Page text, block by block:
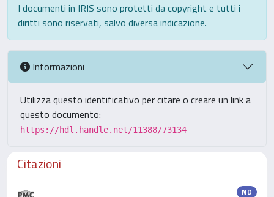
I documenti in IRIS sono protetti da copyright e tutti i
diritti sono riservati, salvo diversa indicazione.
Informazioni
Utilizza questo identificativo per citare o creare un link a
questo documento:
https://hdl.handle.net/11388/73134
Citazioni
ND